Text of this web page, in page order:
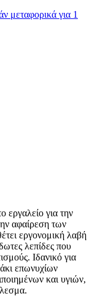
μεταφορικά για 1
εργαλείο για την
αφαίρεση των
εργονομική λαβή
λεπίδες που
Ιδανικό για
επωνυχίων
και υγιών,